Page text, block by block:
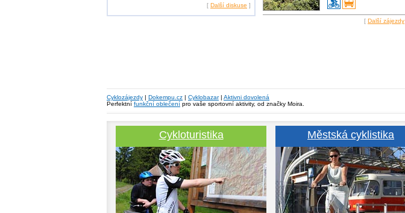
[ Další diskuse ]
[ Další zájezdy
Cyklozájezdy | Dokempu.cz | Cyklobazar| Aktivni dovolená
Perfektní funkční oblečení pro vaše sportovní aktivity, od značky Moira.
Cykloturistika Městská cyklistika